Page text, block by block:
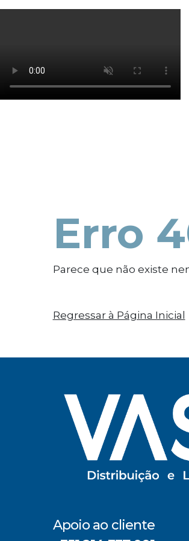
Os cookies de marketing são
Erro
Parece que não existe
Regressar à Página Inicial
Apoio ao cliente